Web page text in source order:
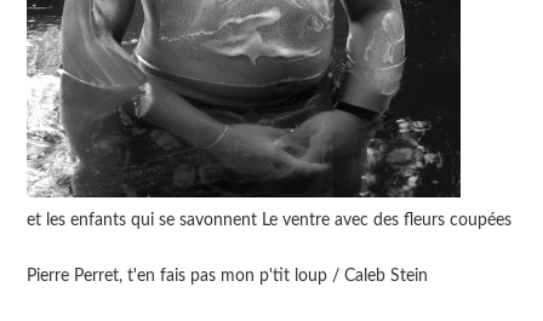
et les enfants qui se savonnent Le ventre avec des fleurs coupées
Pierre Perret, t'en fais pas mon p'tit loup / Caleb Stein